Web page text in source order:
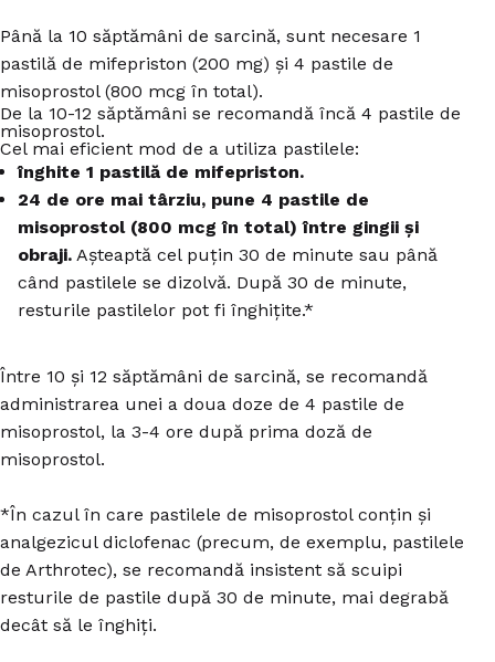
Până la 10 săptămâni de sarcină, sunt necesare 1
pastilă de mifepriston (200 mg) și 4 pastile de
misoprostol (800 mcg în total).
De la 10-12 săptămâni se recomandă încă 4 pastile de
misoprostol.
Cel mai eficient mod de a utiliza pastilele:
înghite 1 pastilă de mifepriston.
24 de ore mai târziu, pune 4 pastile de
misoprostol (800 mcg în total) între gingii și
obraji. Așteaptă cel puțin 30 de minute sau până
când pastilele se dizolvă. După 30 de minute,
resturile pastilelor pot fi înghițite.*
Între 10 și 12 săptămâni de sarcină, se recomandă
administrarea unei a doua doze de 4 pastile de
misoprostol, la 3-4 ore după prima doză de
misoprostol.
*În cazul în care pastilele de misoprostol conțin și
analgezicul diclofenac (precum, de exemplu, pastilele
de Arthrotec), se recomandă insistent să scuipi
resturile de pastile după 30 de minute, mai degrabă
decât să le înghiți.